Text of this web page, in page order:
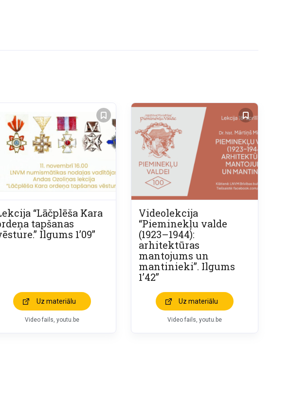
“Lāčplēša Kara
tapšanas
Ilgums 1’09”
Uz materiālu
Video fails, youtu.be
Videolekcija
“Pieminekļu valde
(1923–1944):
arhitektūras
mantojums un
mantinieki”. Ilgums
1’42”
Uz materiālu
Video fails, youtu.be